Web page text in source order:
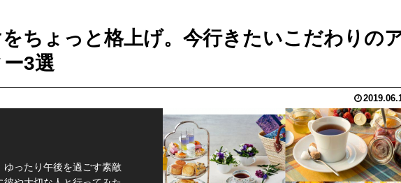
ちょっと格上げ。今行きたいこだわりの
3選
ゆったり午後を過ごす素敵